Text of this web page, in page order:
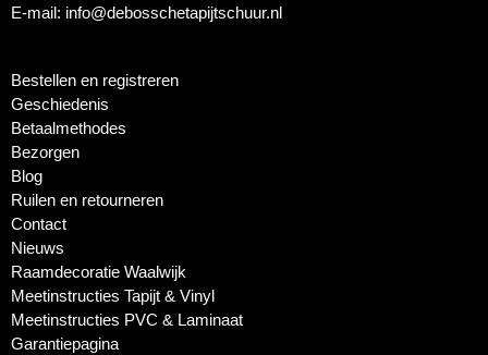
E-mail: info@debosschetapijtschuur.nl
Bestellen en registreren
Geschiedenis
Betaalmethodes
Bezorgen
Blog
Ruilen en retourneren
Contact
Nieuws
Raamdecoratie Waalwijk
Meetinstructies Tapijt & Vinyl
Meetinstructies PVC & Laminaat
Garantiepagina